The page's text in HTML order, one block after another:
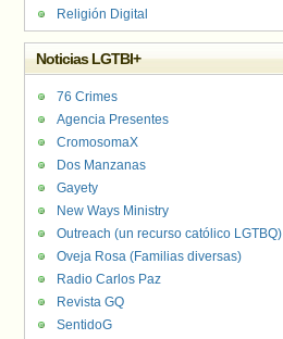
Religión Digital
Noticias LGTBI+
76 Crimes
Agencia Presentes
CromosomaX
Dos Manzanas
Gayety
New Ways Ministry
Outreach (un recurso católico LGTBQ)
Oveja Rosa (Familias diversas)
Radio Carlos Paz
Revista GQ
SentidoG